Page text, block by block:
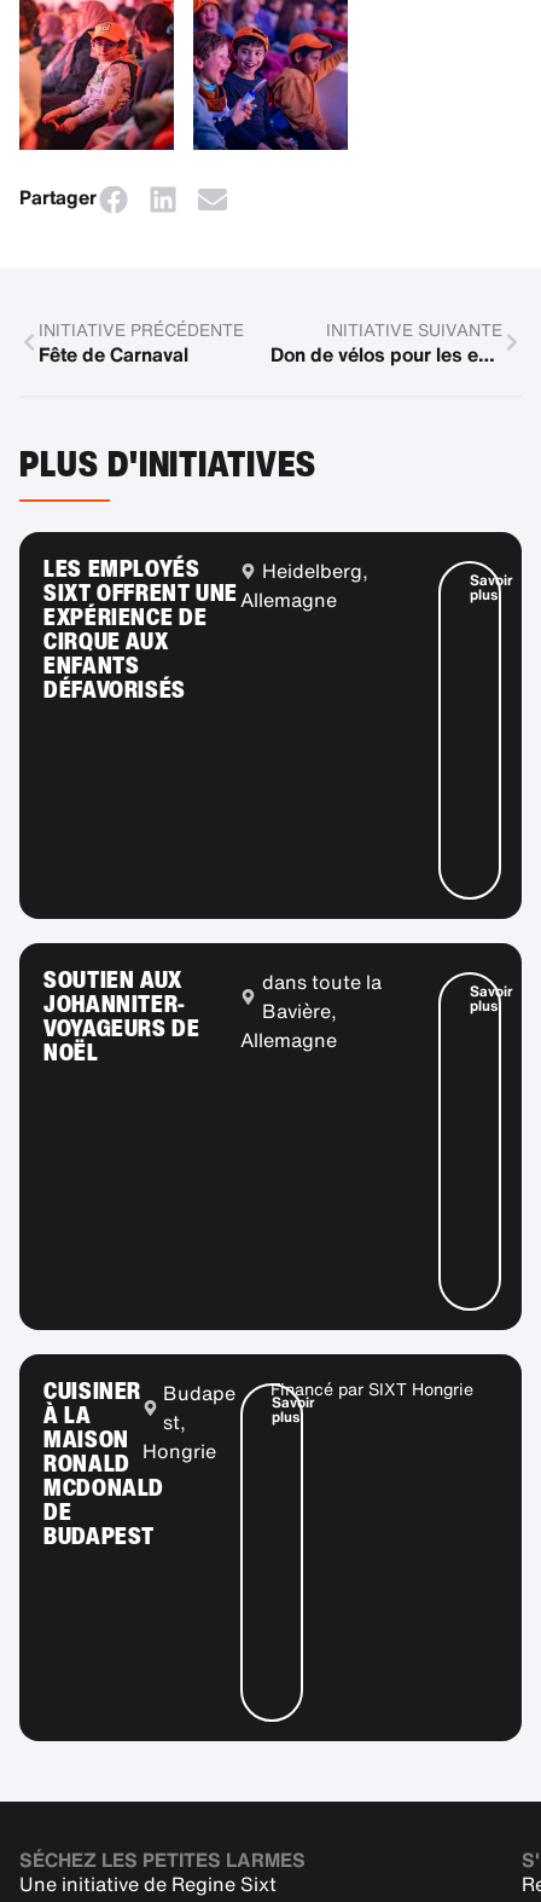
Partager
INITIATIVE PRÉCÉDENTE
Fête de Carnaval
INITIATIVE SUIVANTE
Don de vélos pour les enfants défavorisés
PLUS D'INITIATIVES
LES EMPLOYÉS
SIXT OFFRENT UNE
EXPÉRIENCE DE
CIRQUE AUX
ENFANTS
DÉFAVORISÉS
Heidelberg,
Allemagne
Savoir
plus
SOUTIEN AUX
JOHANNITER-
VOYAGEURS DE
NOËL
dans toute la
Bavière,
Allemagne
Savoir
plus
CUISINER
À LA
MAISON
RONALD
MCDONALD
DE
BUDAPEST
Budape
st,
Hongrie
Savoir
plus
Financé parSIXT Hongrie
SÉCHEZ LES PETITES LARMES
Une initiative de Regine Sixt